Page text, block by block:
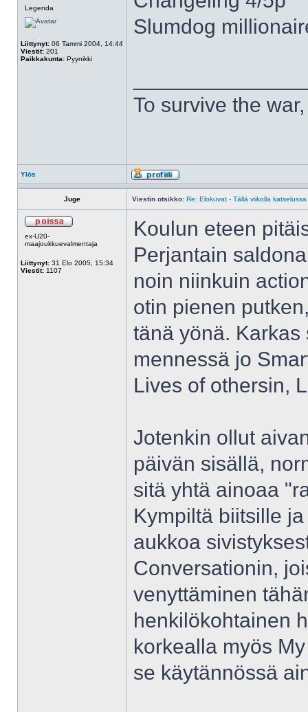
Legenda
Liittynyt: 06 Tammi 2004, 14:44
Viestit: 201
Paikkakunta: Pyynikki
Slumdog
To survive the
Ylös
Juge Viestin otsikko: Re: Elokuvat - Tällä viikolla katselussa
ex-U20-
maajoukkuevalmentaja
Liittynyt: 31 Elo 2005, 15:34
Viestit: 1107
Koulun eteen
Perjantain
noin niinkuin
otin pienen
tänä yönä.
mennessä jo
Lives of othersin,
Jotenkin ollut
päivän sisällä,
sitä yhtä ainoaa
Kympiltä biitsille
aukkoa
Conversationin,
venyttäminen
henkilökohtainen
korkealla myös
se käytännössä